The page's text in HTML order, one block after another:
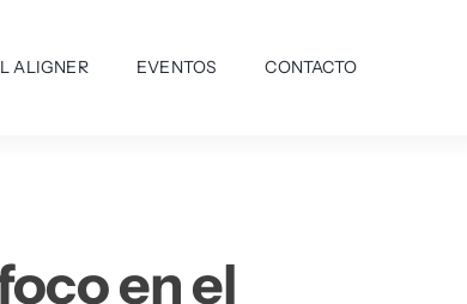
ALIGNER EVENTOS CONTACTO
en el